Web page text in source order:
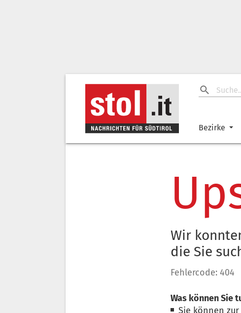
Bezirke
Wir
die Sie
Fehlercode: 404
Was können Sie
Sie können